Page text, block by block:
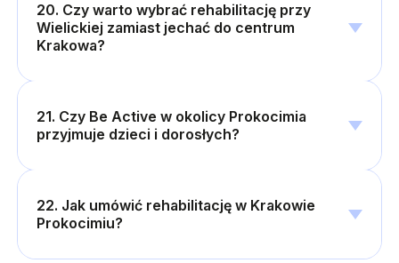
20. Czy warto wybrać rehabilitację przy
Wielickiej zamiast jechać do centrum
Krakowa?
21. Czy Be Active w okolicy Prokocimia
przyjmuje dzieci i dorosłych?
22. Jak umówić rehabilitację w Krakowie
Prokocimiu?